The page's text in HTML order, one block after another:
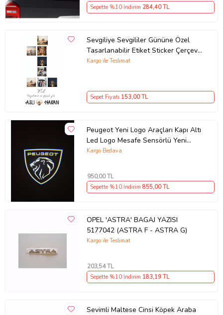
Sepette %10 İndirim 284,40 TL
Sevgiliye Sevgililer Gününe Özel
Tasarlanabilir Etiket Sticker Çerçeve
ve Tablo Uygun (Parlak Beyaz)
Kargo ile Teslimat
Sepet Fiyatı 153,00 TL
Peugeot Yeni Logo Araçları Kapı Altı
Led Logo Mesafe Sensörlü Yeni
Nesil 2 ADET
Kargo Bedava
950,00 TL
Sepette %10 İndirim 855,00 TL
OPEL 'ASTRA' BAGAJ YAZISI
5177042 (ASTRA F - ASTRA G)
Kargo ile Teslimat
203,54 TL
Sepette %10 İndirim 183,19 TL
Sevimli Maltese Cinsi Köpek Araba